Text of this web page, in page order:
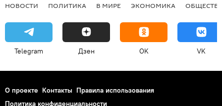
НОВОСТИ ПОЛИТИКА В МИРЕ ЭКОНОМИКА
Telegram Дзен OK VK
О проекте Контакты Правила использования
Политика конфиденциальности